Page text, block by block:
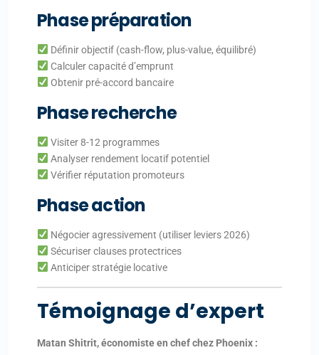
Phase préparation
Définir objectif (cash-flow, plus-value, équilibré)
Calculer capacité d’emprunt
Obtenir pré-accord bancaire
Phase recherche
Visiter 8-12 programmes
Analyser rendement locatif potentiel
Vérifier réputation promoteurs
Phase action
Négocier agressivement (utiliser leviers 2026)
Sécuriser clauses protectrices
Anticiper stratégie locative
Témoignage d’expert
Matan Shitrit, économiste en chef chez Phoenix :